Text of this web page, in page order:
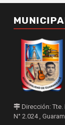
Dirección:
N° 2.024 ,